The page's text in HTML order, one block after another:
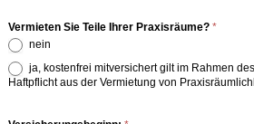
Vermieten Sie Teile Ihrer Praxisräume? *
nein
ja, kostenfrei mitversichert gilt im Rahmen
Haftpflicht aus der Vermietung von